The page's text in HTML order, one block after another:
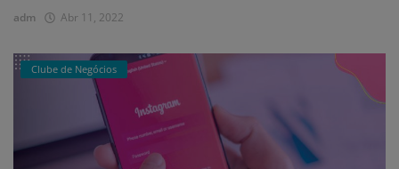
adm Abr 11, 2022
Clube de Negócios